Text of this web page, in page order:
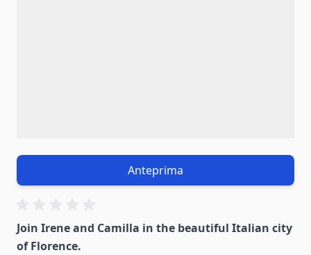
Anteprima
Join Irene and Camilla in the beautiful Italian city
of Florence.